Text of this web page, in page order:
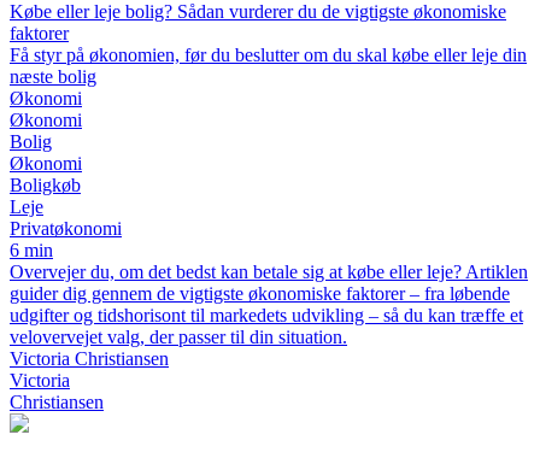
Købe eller leje bolig? Sådan vurderer du de vigtigste økonomiske
faktorer
Få styr på økonomien, før du beslutter om du skal købe eller leje din
næste bolig
Økonomi
Økonomi
Bolig
Økonomi
Boligkøb
Leje
Privatøkonomi
6 min
Overvejer du, om det bedst kan betale sig at købe eller leje? Artiklen
guider dig gennem de vigtigste økonomiske faktorer – fra løbende
udgifter og tidshorisont til markedets udvikling – så du kan træffe et
velovervejet valg, der passer til din situation.
Victoria Christiansen
Victoria
Christiansen